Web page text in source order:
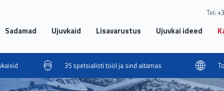
Tel:
Sadamad Ujuvkaid Lisavarustus Ujuvkai ideed
35 spetsialisti tööl ja sind aitamas